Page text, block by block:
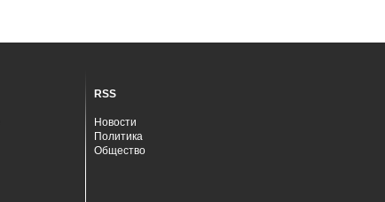
RSS
Новости
Политика
Общество